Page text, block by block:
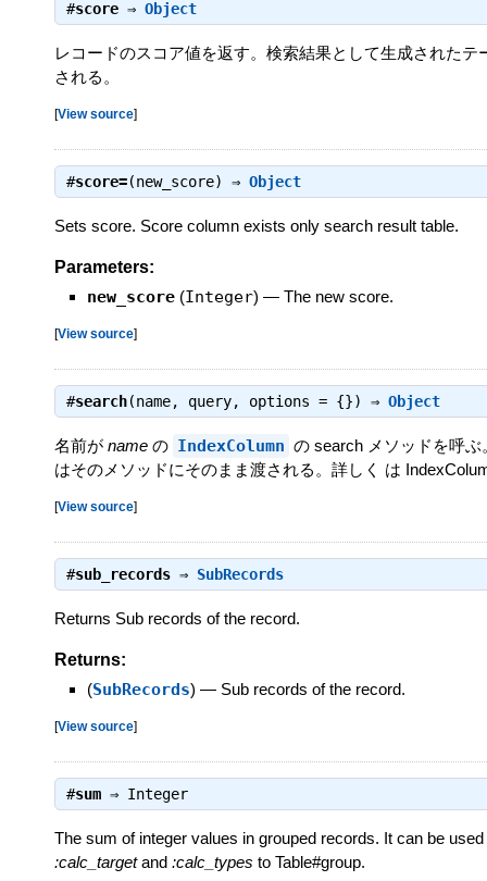
#score ⇒ Object
レコードのスコア値を返す。検索結果として生成されたテ
される。
[View source]
#score=(new_score) ⇒ Object
Sets score. Score column exists only search result table.
Parameters:
new_score (Integer) — The new score.
[View source]
#search(name, query, options = {}) ⇒ Object
名前が name の IndexColumn の search メソッドを呼
はそのメソッドにそのまま渡される。詳しく は
[View source]
#sub_records ⇒ SubRecords
Returns Sub records of the record.
Returns:
(SubRecords) — Sub records of the record.
[View source]
#sum ⇒ Integer
The sum of integer values in grouped records. It can be
:calc_targetand :calc_types to Table#group.